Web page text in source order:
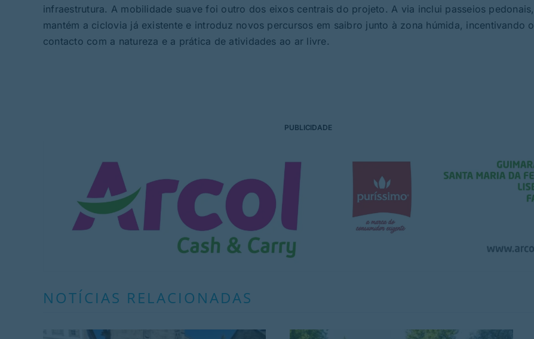
infraestrutura. A mobilidade suave foi outro dos eixos centrais do projeto. A via inclui passeios pedonais,
mantém a ciclovia já existente e introduz novos percursos em saibro junto à zona húmida, incentivando o
contacto com a natureza e a prática de atividades ao ar livre.
PUBLICIDADE
NOTÍCIAS RELACIONADAS